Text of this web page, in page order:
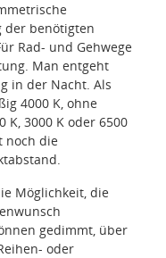
der benötigten
Rad- und Gehwege
Man entgeht
in der Nacht. Als
4000 K, ohne
3000 K oder 6500
noch die
Möglichkeit, die
gedimmt, über
oder